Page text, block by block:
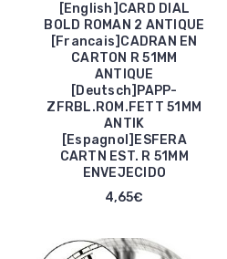
[English]CARD DIAL
BOLD ROMAN 2 ANTIQUE
[Francais]CADRAN EN
CARTON R 51MM
ANTIQUE
[Deutsch]PAPP-
ZFRBL.ROM.FETT 51MM
ANTIK
[Espagnol]ESFERA
CARTN EST. R 51MM
ENVEJECIDO
4,65€